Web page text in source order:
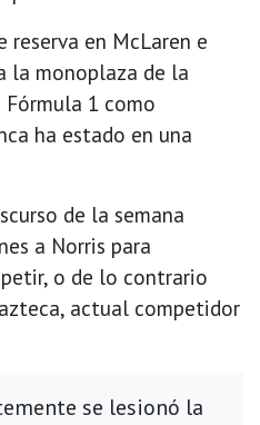
en McLaren e
la monoplaza de la
1 como
ha estado en una
de la semana
a Norris para
o de lo contrario
actual competidor
se lesionó la